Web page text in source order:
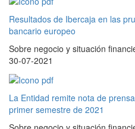
Resultados de Ibercaja en las
bancario europeo
Sobre negocio y situación
30-07-2021
La Entidad remite nota de
primer semestre de 2021